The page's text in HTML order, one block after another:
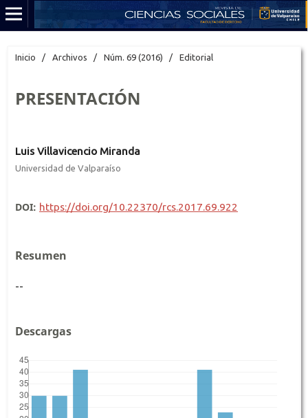
Inicio / Archivos / Núm. 69 (2016) / Editorial
PRESENTACIÓN
Luis Villavicencio Miranda
Universidad de Valparaíso
DOI: https://doi.org/10.22370/rcs.2017.69.922
Resumen
--
Descargas